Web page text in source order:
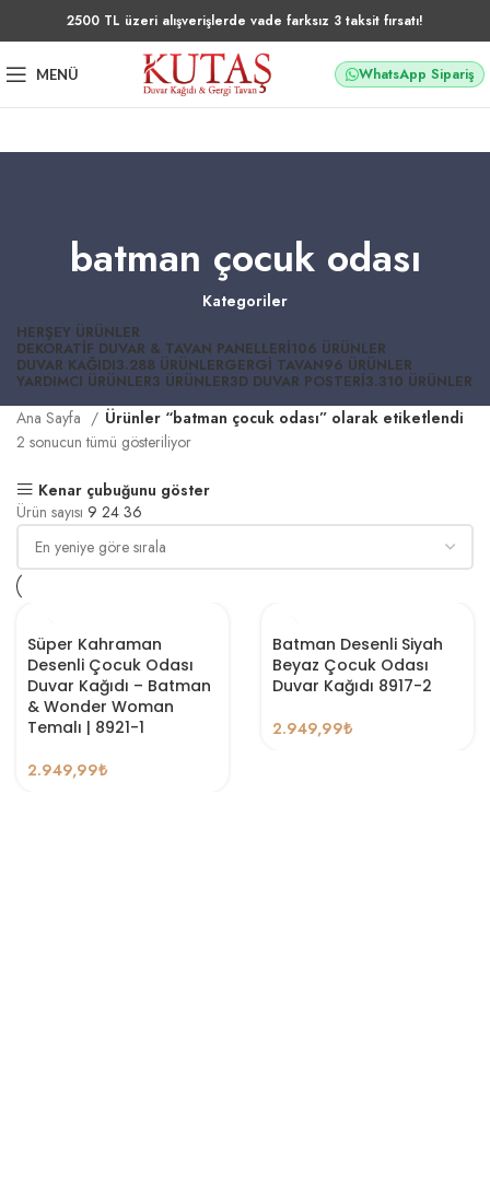
2500 TL üzeri alışverişlerde vade farksız 3 taksit fırsatı!
MENÜ WhatsApp Sipariş
batman çocuk odası
Kategoriler
HERŞEY ÜRÜNLER
DEKORATIF DUVAR & TAVAN PANELLERI106 ÜRÜNLER
DUVAR KAĞIDI3.288 ÜRÜNLERGERGI TAVAN96 ÜRÜNLER
YARDIMCI ÜRÜNLER3 ÜRÜNLER3D DUVAR POSTERI3.310 ÜRÜNLER
Ana Sayfa
Ürünler “batman çocuk odası” olarak etiketlendi
2 sonucun tümü gösteriliyor
Kenar çubuğunu göster
Ürün sayısı 9 24 36
Süper Kahraman
Desenli Çocuk Odası
Duvar Kağıdı – Batman
& Wonder Woman
Temalı | 8921-1
2.949,99₺
Batman Desenli Siyah
Beyaz Çocuk Odası
Duvar Kağıdı 8917-2
2.949,99₺